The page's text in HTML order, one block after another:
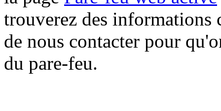
trouverez des informations
de nous contacter pour
du pare-feu.